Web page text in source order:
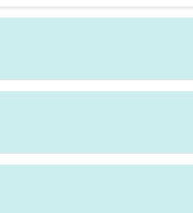
año natural, no